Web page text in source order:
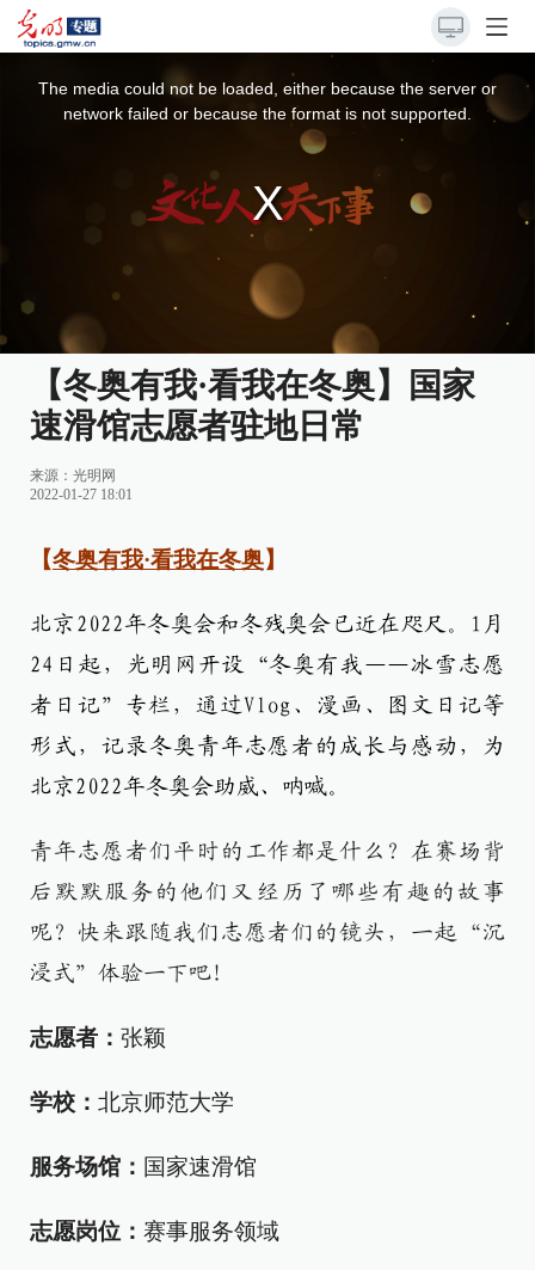
The media could not be loaded, either because the server or
network failed or because the format is not supported.
【冬奥有我·看我在冬奥】国家
速滑馆志愿者驻地日常
来源： 光明网
2022-01-27 18:01
【冬奥有我·看我在冬奥】
北京2022年冬奥会和冬残奥会已近在咫尺。1月
24日起，光明网开设“冬奥有我——冰雪志愿
者日记”专栏，通过Vlog、漫画、图文日记等
形式，记录冬奥青年志愿者的成长与感动，为
北京2022年冬奥会助威、呐喊。
青年志愿者们平时的工作都是什么？在赛场背
后默默服务的他们又经历了哪些有趣的故事
呢？快来跟随我们志愿者们的镜头，一起“沉
浸式”体验一下吧！
志愿者： 张颖
学校： 北京师范大学
服务场馆： 国家速滑馆
志愿岗位： 赛事服务领域